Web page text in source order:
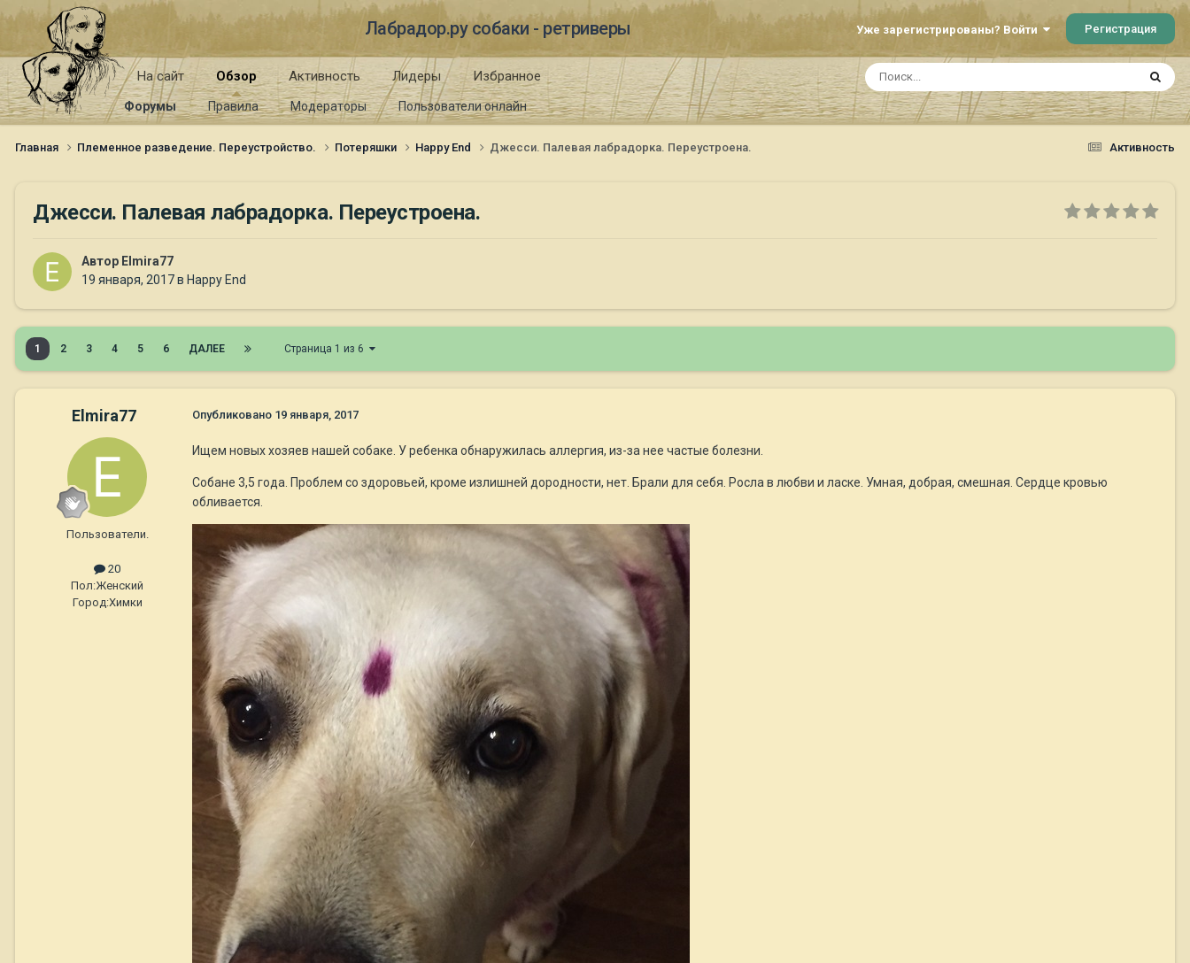
Лабрадор.ру собаки - ретриверы Уже зарегистрированы? Войти Регистрация
На сайт Обзор
Форумы Правила Модераторы Пользователи онлайн
Активность Лидеры Избранное
Активность
Главная Племенное разведение. Переустройство. Потеряшки Happy End Джесси. Палевая лабрадорка. Переустроена.
Джесси. Палевая лабрадорка. Переустроена.
Автор Elmira77
19 января, 2017в Happy End
1 2 3 4 5 6 ДАЛЕЕ Страница 1 из 6
Elmira77
Пользователи.
20
Пол:Женский
Город:Химки
Опубликовано 19 января, 2017
Ищем новых хозяев нашей собаке. У ребенка обнаружилась аллергия, из-за нее частые болезни.
Собане 3,5 года. Проблем со здоровьей, кроме излишней дородности, нет. Брали для себя. Росла в любви и ласке. Умная, добрая, смешная. Сердце кровью
обливается.